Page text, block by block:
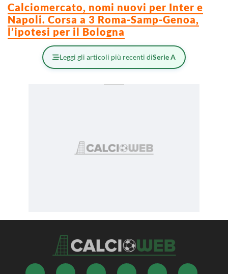
Calciomercato, nomi nuovi per Inter e
Napoli. Corsa a 3 Roma-Samp-Genoa,
l’ipotesi per il Bologna
Leggi gli articoli più recenti diSerie A